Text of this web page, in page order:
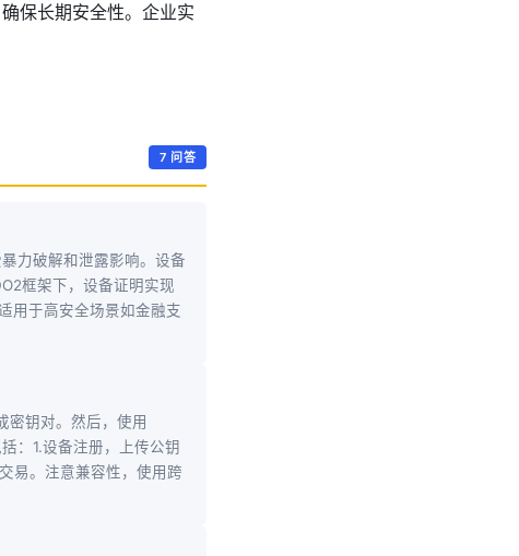
保长期安全性。企业实
7 问答
力破解和泄露影响。设备
框架下，设备证明实现
用于高安全场景如金融支
密钥对。然后，使用
：1.设备注册，上传公钥
易。注意兼容性，使用跨